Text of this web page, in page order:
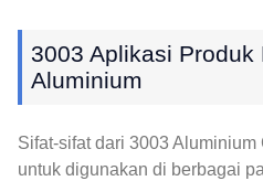
3003 Aplikasi Produk
Aluminium
Sifat-sifat dari 3003 Aluminium
untuk digunakan di berbagai